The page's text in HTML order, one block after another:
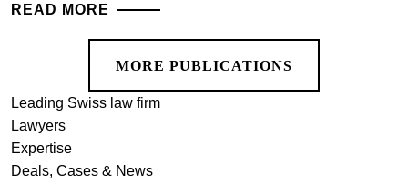
READ MORE
MORE PUBLICATIONS
Leading Swiss law firm
Lawyers
Expertise
Deals, Cases & News